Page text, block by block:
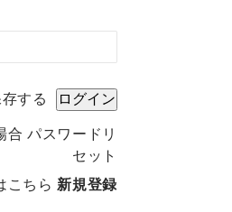
する
合 パスワードリ
セット
こちら 新規登録